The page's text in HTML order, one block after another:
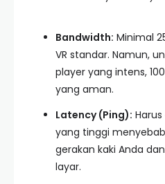
Bandwidth: Minimal
VR standar. Namun,
player yang intens,
yang aman.
Latency (Ping):
yang tinggi
gerakan kaki Anda
layar.